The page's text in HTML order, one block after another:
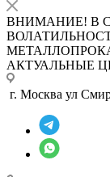
ВНИМАНИЕ! В
АКТУАЛЬНЫЕ
г. Москва ул